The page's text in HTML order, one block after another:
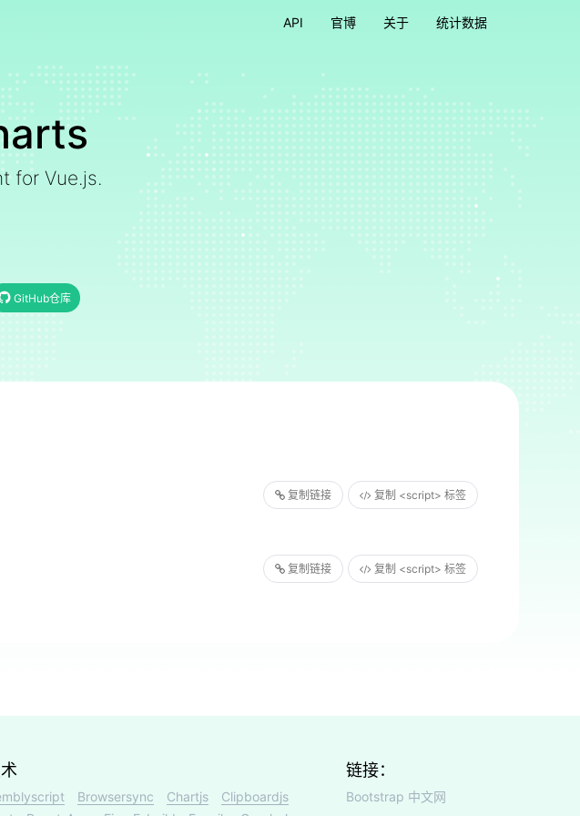
API 官博 关于 统计数据
for Vue.js.
GitHub仓库
复制链接 复制 <script> 标签
复制链接 复制 <script> 标签
Browsersync Chartjs
Clipboardjs
链接：
Bootstrap 中文网